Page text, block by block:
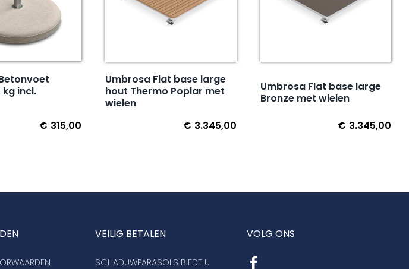
incl.
€ 315,00
Umbrosa Flat base large
hout Thermo Poplar met
wielen
€ 3.345,00
Umbrosa Flat base large
Bronze met wielen
€ 3.345,00
VEILIG BETALEN
SCHADUWPARASOLS BIEDT U
VOLG ONS